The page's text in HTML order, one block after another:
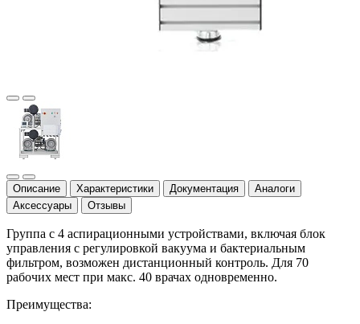
Описание Характеристики Документация
Аналоги
Аксессуары
Отзывы
Группа с 4 аспирационными устройствами, включая блок
управления с регулировкой вакуума и бактериальным
фильтром, возможен дистанционный контроль. Для 70
рабочих мест при макс. 40 врачах одновременно.
Преимущества: